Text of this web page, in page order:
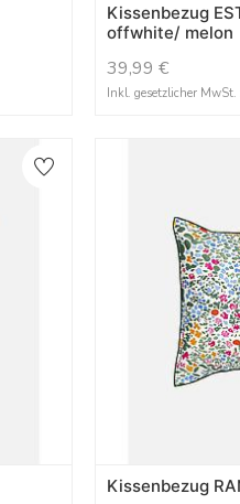
Kissenbezug
offwhite/ melon
39,99 €
Inkl. gesetzlicher
Kissenbezug